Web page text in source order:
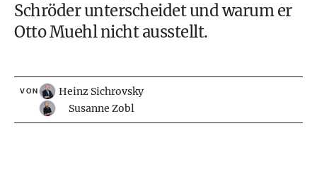
Schröder unterscheidet und warum er
Otto Muehl nicht ausstellt.
VON
Heinz Sichrovsky
Susanne Zobl